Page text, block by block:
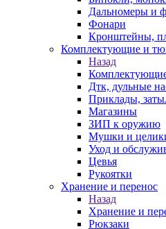
Дальномеры и
Фонари
Кронштейны,
Комплектующие и
Назад
Дтк, дульные
Приклады,
Магазины
ЗИП к оружию
Мушки и
Уход и
Цевья
Рукоятки
Хранение и перенос
Назад
Хранение и
Рюкзаки